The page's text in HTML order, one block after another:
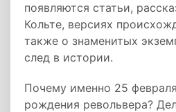
появляются статьи,
Кольте, версиях
также о знаменитых
след в истории.
Почему именно 25
рождения револьвера?